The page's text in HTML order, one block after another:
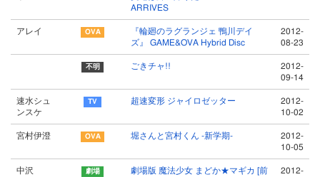
ARRIVES
アレイ
『輪廻のラグランジェ 鴨川デイ
ズ』 GAME&OVA Hybrid Disc
2012-
08-23
ごきチャ!!
2012-
09-14
速水シュ
ンスケ
超速変形 ジャイロゼッター
2012-
10-02
宮村伊澄 堀さんと宮村くん -新学期-
2012-
10-05
中沢
劇場版 魔法少女 まどか★マギカ [前
2012-